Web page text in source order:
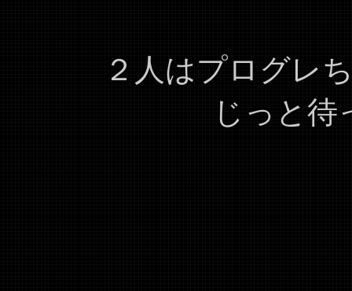
２人はプログレ
じっと待